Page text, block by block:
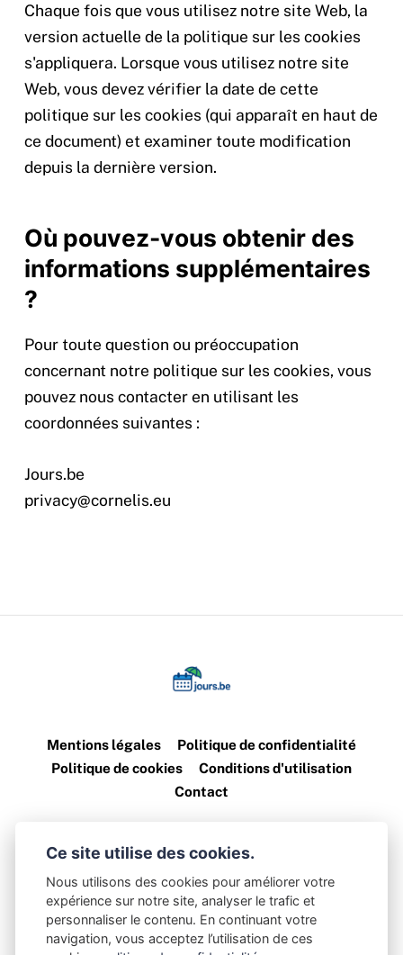
Chaque fois que vous utilisez notre site Web, la
version actuelle de la politique sur les cookies
s'appliquera. Lorsque vous utilisez notre site
Web, vous devez vérifier la date de cette
politique sur les cookies (qui apparaît en haut de
ce document) et examiner toute modification
depuis la dernière version.
Où pouvez-vous obtenir des
informations supplémentaires
?
Pour toute question ou préoccupation
concernant notre politique sur les cookies, vous
pouvez nous contacter en utilisant les
coordonnées suivantes :
Jours.be
privacy@cornelis.eu
Mentions légales
Politique de confidentialité
Politique de cookies
Conditions d'utilisation
Contact
©2026jours.be — Tous droits réservés
Les informations sont fournies à titre indicatif. jours.be décline
toute responsabilité en cas d’erreur ou d’évolution des données.
Ce site utilise des cookies.
Nous utilisons des cookies pour améliorer votre
expérience sur notre site, analyser le trafic et
personnaliser le contenu. En continuant votre
navigation, vous acceptez l’utilisation de ces